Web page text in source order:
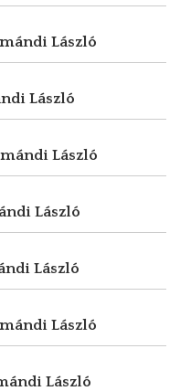
László
László
László
László
László
László
László